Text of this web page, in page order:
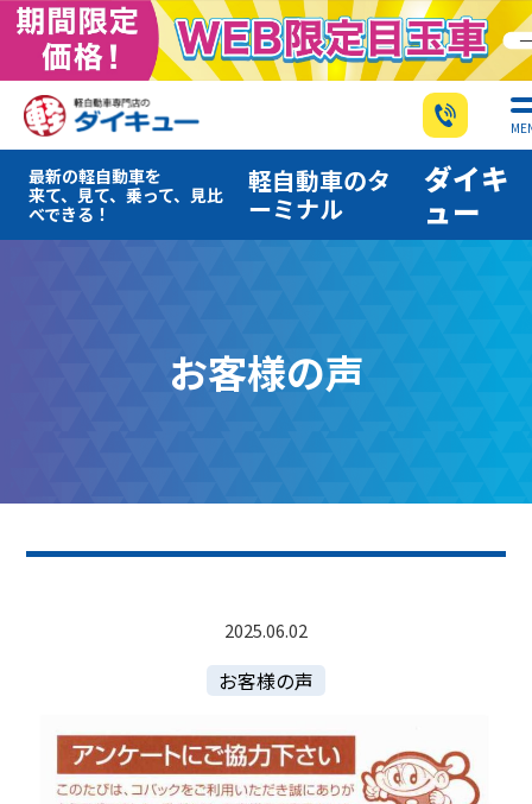
最新の軽自動車を
来て、見て、乗って、見比
べできる！
軽自動車のタ
ーミナル
ダイキ
ュー
お客様の声
2025.06.02
お客様の声